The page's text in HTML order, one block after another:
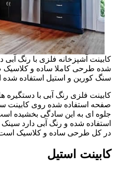
کابینت آشپزخانه فلزی با رنگ
شده طرحی کاملا ساده و کلاسیک
سنگ کورین و استیل استفاده
کابینت فلزی رنگ آبی با دستگیره
صفحه استفاده شده روی کابینت
جلوه ای به این سادگی بخشیده
استفاده شده و رنگ آبی دارد
در کل طرحی ساده و کلاسیک
کابینت استیل